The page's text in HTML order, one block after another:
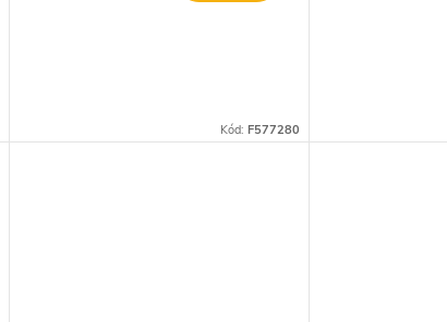
Kód: F577280